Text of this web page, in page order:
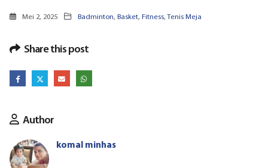
Mei 2, 2025 Badminton, Basket, Fitness, Tenis Meja
Share this post
Author
komal minhas